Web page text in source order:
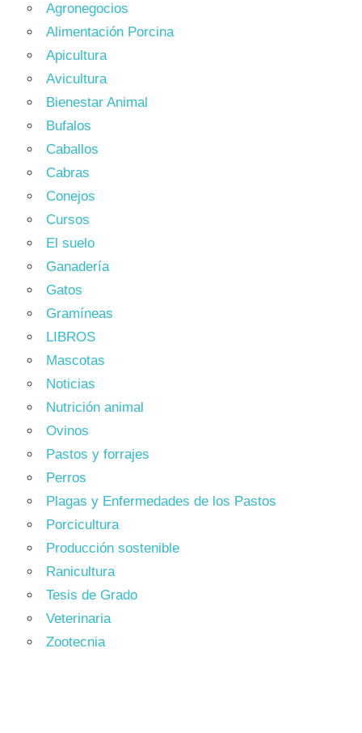
Agronegocios
Alimentación Porcina
Apicultura
Avicultura
Bienestar Animal
Bufalos
Caballos
Cabras
Conejos
Cursos
El suelo
Ganadería
Gatos
Gramíneas
LIBROS
Mascotas
Noticias
Nutrición animal
Ovinos
Pastos y forrajes
Perros
Plagas y Enfermedades de los Pastos
Porcicultura
Producción sostenible
Ranicultura
Tesis de Grado
Veterinaria
Zootecnia